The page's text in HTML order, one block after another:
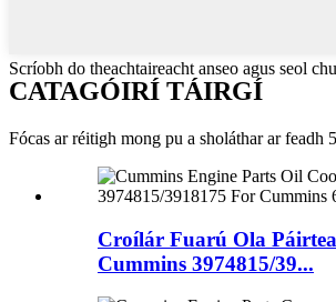
Scríobh do theachtaireacht anseo agus seol
CATAGÓIRÍ TÁIRGÍ
Fócas ar réitigh mong pu a sholáthar ar feadh
Croílár Fuarú Ola
Cummins 3974815/39...